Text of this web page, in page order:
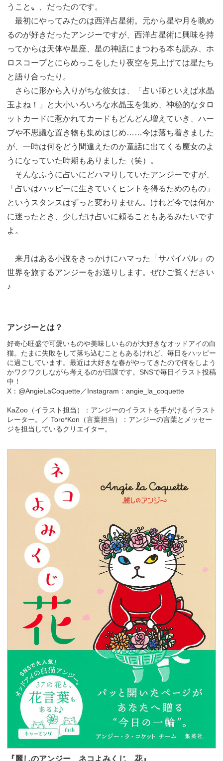
うこと〟、だったのです。
最初にやってみたのは西洋占星術。元から星や月を眺め
るのが好きだったアンジーですが、西洋占星術に興味を持
ってからは天体や星座、星の神話にまつわる本も読み、ホ
ロスコープとにらめっこをしたり夜空を見上げては星たち
と語り合ったり。
さらに形から入りがちな彼女は、「占い師といえば水晶
玉よね！」と大小いろいろな水晶玉を集め、神秘的なタロ
ットカードに惹かれてカードもどんどん増えていき、ハー
ブや不思議な置き物も集めはじめ……今は落ち着きました
が、一時は何をどう間違えたのか童話に出てくる魔女のよ
うになっていた時期もありました（笑）。
そんなふうに占いにどハマりしていたアンジーですが、
「占いはハッピーに生きていくヒントを得るためのもの」
というスタンスはずっと変わりません。けれど今では何か
に迷ったとき、少しだけ占いに頼ることもあるみたいです
よ。
来月はある小説をきっかけにハマった「サバイバル」の
世界を旅するアンジーをお送りします。ぜひご覧ください
♪
アンジーとは？
好奇心旺盛で可愛いものや美味しいものが大好きなオッドアイの白
猫。たまに失敗をして落ち込むこともあるけれど、毎日をハッピー
に過ごしています。最近は大好きな春がやってきたので何をしよう
かワクワクしながら考えるのが日課です。SNSで毎日イラスト投稿
中！
X：@AngieLaCoquette／Instagram：angie_la_coquette
KaZoo（イラスト担当）：アンジーのイラストを手がけるイラスト
レーター。／ Toro*Kon（言葉担当）：アンジーの言葉とメッセー
ジを担当しているクリエイター。
『麗しのアンジー ネコよみくじ 花』